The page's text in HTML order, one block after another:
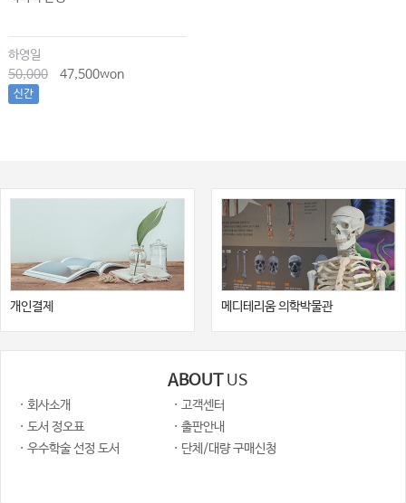
하영일
50,000
47,500won
신간
개인결제 메디테리움 의학박물관
ABOUT US
· 회사소개
· 고객센터
· 도서 정오표
· 출판안내
· 우수학술 선정 도서
· 단체/대량 구매신청